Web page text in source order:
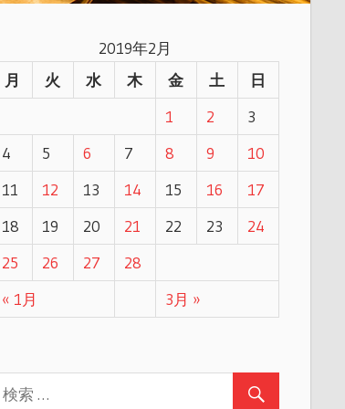
2019年2月
月
火 水 木 金 土 日
« 1月 3月 »
1 2
3
4
5 6 7 8 9
10
11
12 13 14 15 16
17
18
19 20 21 22 23
24
25
26 27 28